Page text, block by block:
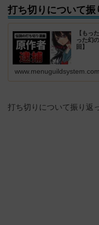
打ち切りについて振
【もっ
った幻
回】
www.menuguildsystem.com
打ち切りについて振り返